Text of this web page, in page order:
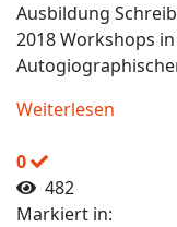
Ausbildung
2018 Workshops
Weiterlesen
0
482
Markiert in: